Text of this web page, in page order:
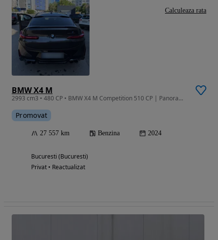
BMW X4 M
2993 cm3 • 480 CP • BMW X4 M Competition 510 CP | Panorama | HUD | 27.500 km
Promovat
27 557 km Benzina 2024
Bucuresti (Bucuresti)
Privat • Reactualizat
Calculeaza rata